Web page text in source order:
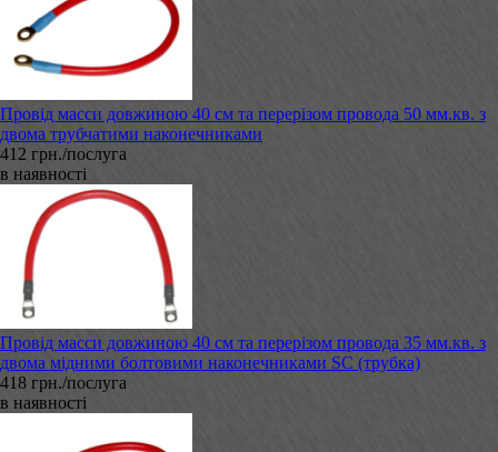
Провід масси довжиною 40 см та перерізом провода 50 мм.кв. з
двома трубчатими наконечниками
412 грн./послуга
в наявності
Провід масси довжиною 40 см та перерізом провода 35 мм.кв. з
двома мідними болтовими наконечниками SC (трубка)
418 грн./послуга
в наявності